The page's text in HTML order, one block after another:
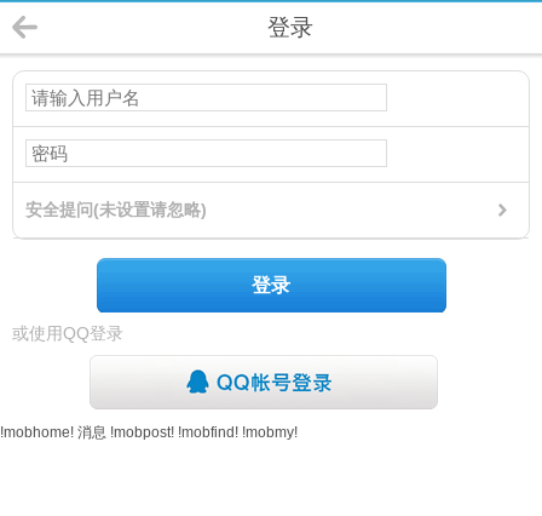
登录
安全提问(未设置请忽略)
登录
或使用QQ登录
!mobhome! 消息 !mobpost! !mobfind! !mobmy!